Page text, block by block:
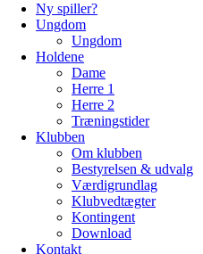
Ny spiller?
Ungdom
Ungdom
Holdene
Dame
Herre 1
Herre 2
Træningstider
Klubben
Om klubben
Bestyrelsen & udvalg
Værdigrundlag
Klubvedtægter
Kontingent
Download
Kontakt